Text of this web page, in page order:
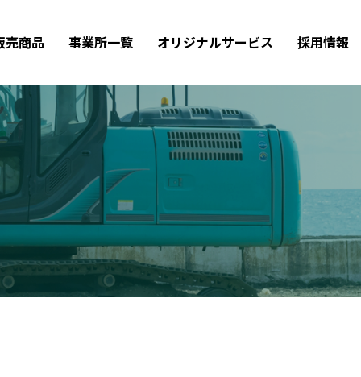
売商品 事業所一覧 オリジナルサービス 採用情報